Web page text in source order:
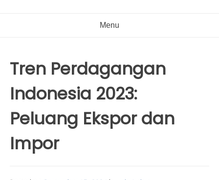
Menu
Tren Perdagangan
Indonesia 2023:
Peluang Ekspor dan
Impor